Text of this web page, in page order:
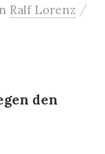
Ralf Lorenz /
den